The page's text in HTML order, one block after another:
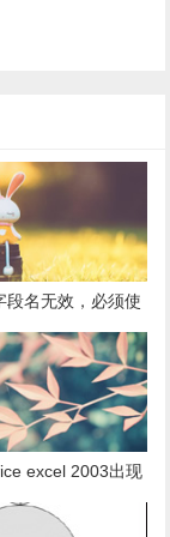
段名无效，必须使
标志列列表的数
excel 2003出现
怎么办？